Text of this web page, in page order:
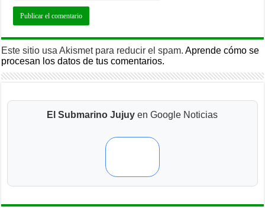
Este sitio usa Akismet para reducir el spam.Aprende cómo se
procesan los datos de tus comentarios.
El Submarino Jujuy en Google Noticias